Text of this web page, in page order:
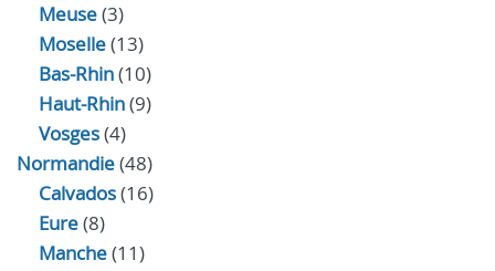
Meuse(3)
Moselle(13)
Bas-Rhin(10)
Haut-Rhin(9)
Vosges(4)
Normandie(48)
Calvados(16)
Eure(8)
Manche(11)